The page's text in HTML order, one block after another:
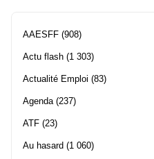
AAESFF (908)
Actu flash (1 303)
Actualité Emploi (83)
Agenda(237)
ATF (23)
Au hasard (1 060)